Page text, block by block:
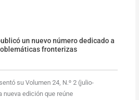
un nuevo número dedicado a
fronterizas
su Volumen 24, N.º 2 (julio-
nueva edición que reúne